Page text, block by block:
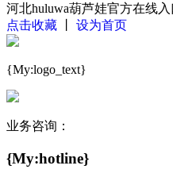
河北huluwa葫芦娃官方在线
点击收藏
设为首页
{My:logo_text}
业务咨询：
{My:hotline}